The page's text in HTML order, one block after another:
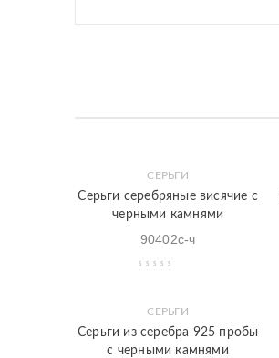
Быстрый
просмотр
СЕРЬГИ
Серьги серебряные висячие с
черными камнями
90402с-ч
Быстрый
просмотр
СЕРЬГИ
Серьги из серебра 925 пробы
с черными камнями